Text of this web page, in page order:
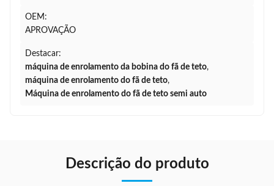
OEM:
APROVAÇÃO
Destacar:
máquina de enrolamento da bobina do fã de teto,
máquina de enrolamento do fã de teto,
Máquina de enrolamento do fã de teto semi auto
Descrição do produto